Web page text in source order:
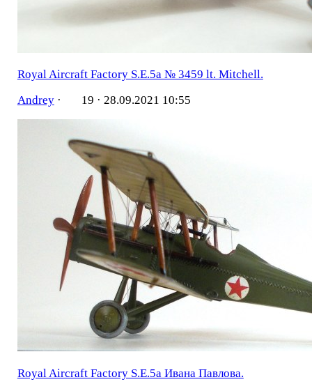
Royal Aircraft Factory S.E.5a № 3459 lt. Mitchell.
Andrey· 19 · 28.09.2021 10:55
Royal Aircraft Factory S.E.5a Ивана Павлова.